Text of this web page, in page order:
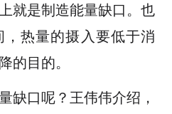
就是制造能量缺口。也
热量的摄入要低于消
的目的。
缺口呢？王伟伟介绍，